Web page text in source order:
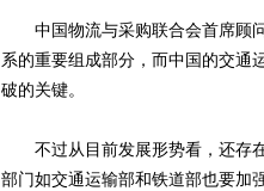
中国物流与采购联合会首席顾问
系的重要组成部分，而中国的交通
破的关键。
不过从目前发展形势看，还存在
部门如交通运输部和铁道部也要加